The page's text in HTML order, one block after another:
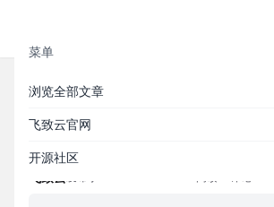
菜单
浏览全部文章
飞致云官网
开源社区
【V4】JumpServer v4
飞致云